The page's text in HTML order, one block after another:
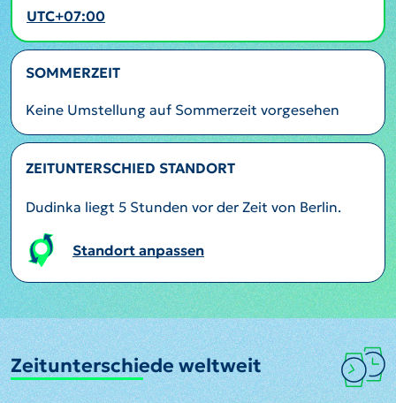
UTC+07:00
SOMMERZEIT
Keine Umstellung auf Sommerzeit vorgesehen
ZEITUNTERSCHIED STANDORT
Dudinka liegt 5 Stunden vor der Zeit von Berlin.
Standort anpassen
Zeitunterschiede weltweit